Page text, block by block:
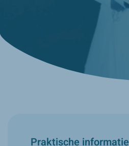
Praktische informatie